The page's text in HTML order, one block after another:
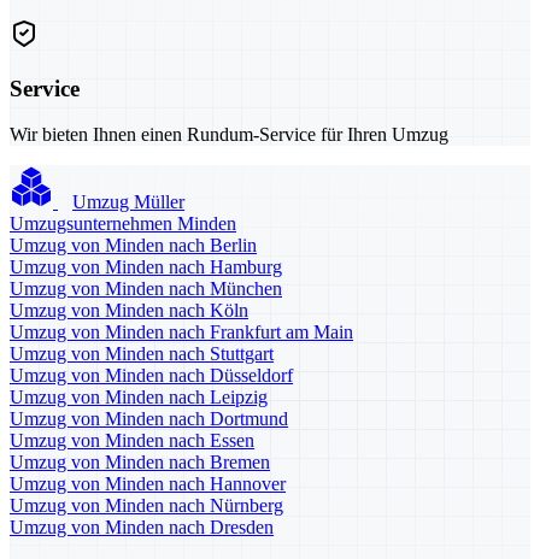
Service
Wir bieten Ihnen einen Rundum-Service für Ihren Umzug
Umzug Müller
Umzugsunternehmen Minden
Umzug von Minden nach Berlin
Umzug von Minden nach Hamburg
Umzug von Minden nach München
Umzug von Minden nach Köln
Umzug von Minden nach Frankfurt am Main
Umzug von Minden nach Stuttgart
Umzug von Minden nach Düsseldorf
Umzug von Minden nach Leipzig
Umzug von Minden nach Dortmund
Umzug von Minden nach Essen
Umzug von Minden nach Bremen
Umzug von Minden nach Hannover
Umzug von Minden nach Nürnberg
Umzug von Minden nach Dresden